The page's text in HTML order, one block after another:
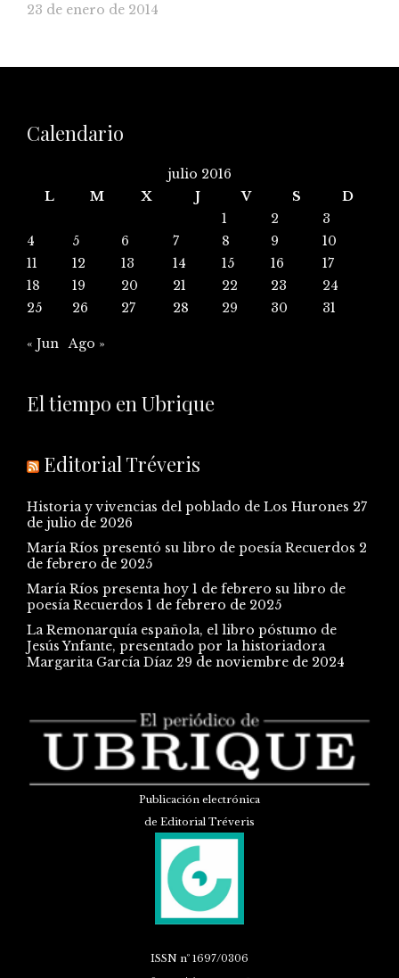
23 de enero de 2014
Calendario
julio 2016
L
M X J V S
D
1
2
3
4
5 6 7 8 9
10
11
12 13 14 15 16
17
18
19 20 21 22 23
24
25
26 27 28 29 30 31
« Jun Ago »
El tiempo en Ubrique
Editorial Tréveris
Historia y vivencias del poblado de Los Hurones 27
de julio de 2026
María Ríos presentó su libro de poesía Recuerdos 2
de febrero de 2025
María Ríos presenta hoy 1 de febrero su libro de
poesía Recuerdos 1 de febrero de 2025
La Remonarquía española, el libro póstumo de
Jesús Ynfante, presentado por la historiadora
Margarita García Díaz 29 de noviembre de 2024
Publicación electrónica
de Editorial Tréveris
ISSN nº 1697/0306